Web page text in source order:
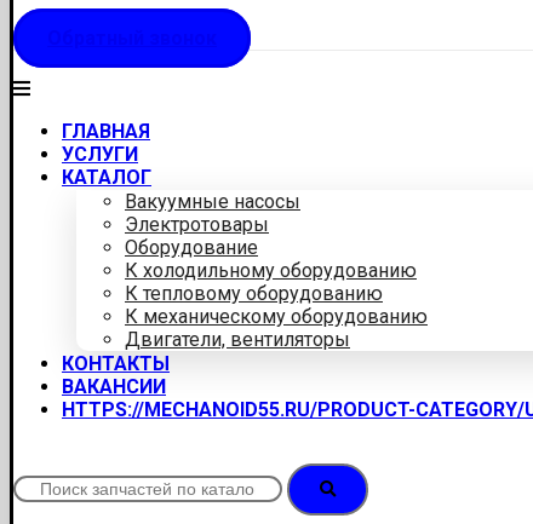
ГЛАВНАЯ
УСЛУГИ
КАТАЛОГ
Вакуумные насосы
Электротовары
Оборудование
К холодильному оборудованию
К тепловому оборудованию
К механическому оборудованию
Двигатели, вентиляторы
КОНТАКТЫ
ВАКАНСИИ
HTTPS://MECHANOID55.RU/PRODUCT-